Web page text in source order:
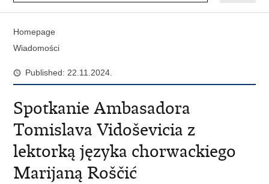
Homepage
Wiadomości
Published: 22.11.2024.
Spotkanie Ambasadora
Tomislava Vidoševicia z
lektorką języka chorwackiego
Marijaną Roščić